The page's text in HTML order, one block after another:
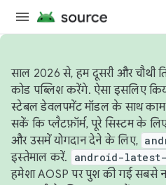
साल 2026 से, हम दूसरी और चौथी
कोड पब्लिश करेंगे. ऐसा इसलिए
स्टेबल डेवलपमेंट मॉडल के साथ
सकें कि प्लैटफ़ॉर्म, पूरे सिस्टम के
और उसमें योगदान देने के लिए,
इस्तेमाल करें.
android-
हमेशा AOSP पर पुश की गई सबसे